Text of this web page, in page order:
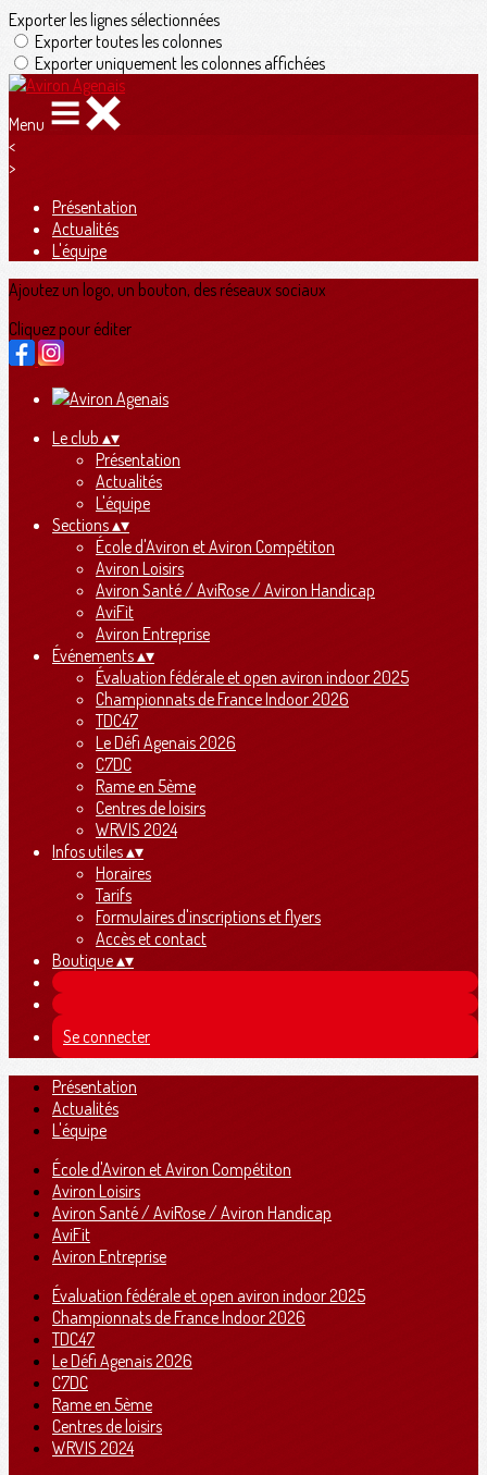
Exporter les lignes sélectionnées
Exporter toutes les colonnes
Exporter uniquement les colonnes affichées
Menu
<
>
Présentation
Actualités
L'équipe
Ajoutez un logo, un bouton, des réseaux sociaux
Cliquez pour éditer
Le club ▴▾
Présentation
Actualités
L'équipe
Sections▴▾
École d'Aviron et Aviron Compétiton
Aviron Loisirs
Aviron Santé / AviRose / Aviron Handicap
AviFit
Aviron Entreprise
Événements▴▾
Évaluation fédérale et open aviron indoor 2025
Championnats de France Indoor 2026
TDC47
Le Défi Agenais 2026
C7DC
Rame en 5ème
Centres de loisirs
WRVIS 2024
Infos utiles▴▾
Horaires
Tarifs
Formulaires d'inscriptions et flyers
Accès et contact
Boutique▴▾
Se connecter
Présentation
Actualités
L'équipe
École d'Aviron et Aviron Compétiton
Aviron Loisirs
Aviron Santé / AviRose / Aviron Handicap
AviFit
Aviron Entreprise
Évaluation fédérale et open aviron indoor 2025
Championnats de France Indoor 2026
TDC47
Le Défi Agenais 2026
C7DC
Rame en 5ème
Centres de loisirs
WRVIS 2024